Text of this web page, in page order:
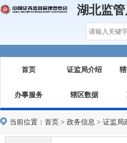
湖北监
首页 证监局介绍
办事服务 辖区数据
当前位置： 首页 > 政务信息 > 证监局